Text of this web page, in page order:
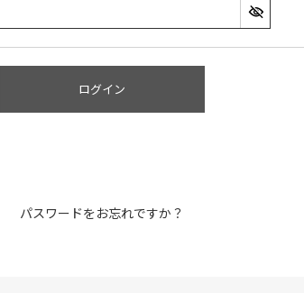
ログイン
パスワードをお忘れですか？